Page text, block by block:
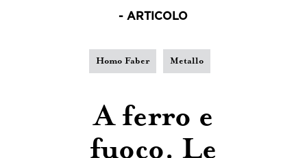
- ARTICOLO
Homo Faber Metallo
A ferro e
fuoco. Le